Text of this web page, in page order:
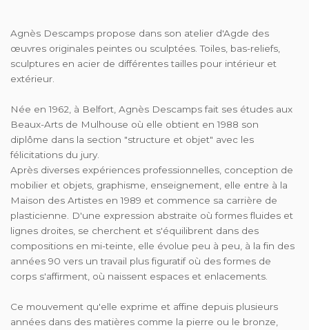
Agnès Descamps propose dans son atelier d'Agde des
œuvres originales peintes ou sculptées. Toiles, bas-reliefs,
sculptures en acier de différentes tailles pour intérieur et
extérieur.
Née en 1962, à Belfort, Agnès Descamps fait ses études aux
Beaux-Arts de Mulhouse où elle obtient en 1988 son
diplôme dans la section "structure et objet" avec les
félicitations du jury.
Après diverses expériences professionnelles, conception de
mobilier et objets, graphisme, enseignement, elle entre à la
Maison des Artistes en 1989 et commence sa carrière de
plasticienne. D'une expression abstraite où formes fluides et
lignes droites, se cherchent et s'équilibrent dans des
compositions en mi-teinte, elle évolue peu à peu, à la fin des
années 90 vers un travail plus figuratif où des formes de
corps s'affirment, où naissent espaces et enlacements.
Ce mouvement qu'elle exprime et affine depuis plusieurs
années dans des matières comme la pierre ou le bronze,